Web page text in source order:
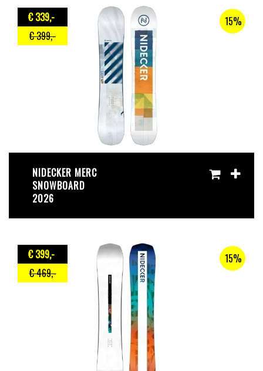
€ 339,-
€ 399,-
15%
NIDECKER MERC
SNOWBOARD
2026
€ 399,-
€ 469,-
15%